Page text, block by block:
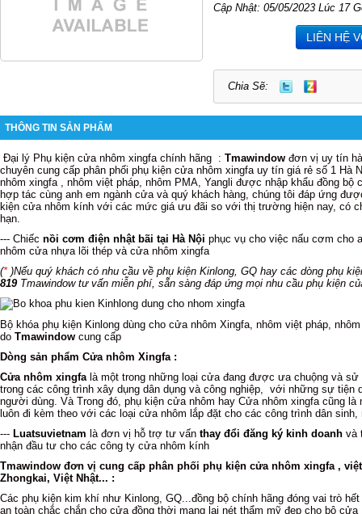
Cập Nhật: 05/05/2023 Lúc 17
LIÊN HỆ
Chia Sẽ:
THÔNG TIN SẢN PHẨM
Đại lý Phụ kiện cửa nhôm xingfa chính hãng : Tmawindow đơn vị uy tín
chuyên cung cấp phân phối phụ kiện cửa nhôm xingfa uy tín giá rẻ số 1 Hà
nhôm xingfa , nhôm việt pháp, nhôm PMA, Yangli được nhập khẩu đồng bộ
hợp tác cùng anh em ngành cửa và quý khách hàng, chúng tôi đáp ứng
kiện cửa nhôm kính với các mức giá ưu đãi so với thị trường hiện nay, có
hạn.
--- Chiếc nồi cơm điện nhật bãi tại Hà Nội phục vụ cho việc nấu cơm cho
nhôm cửa nhựa lõi thép và cửa nhôm xingfa
(*)Nếu quý khách có nhu cầu về phụ kiện Kinlong, GQ hay các dòng phụ
819Tmawindow tư vấn miễn phí, sẵn sàng đáp ứng mọi nhu cầu phụ kiện
Bộ khóa phụ kiện Kinlong dùng cho cửa nhôm Xingfa, nhôm việt pháp,
do Tmawindow cung cấp
Dòng sản phẩm Cửa nhôm Xingfa :
Cửa nhôm xingfa là một trong những loại cửa đang được ưa chuộng và sử
trong các công trình xây dụng dân dụng và công nghiệp, với những sự tiện
người dùng. Và Trong đó, phụ kiện cửa nhôm hay Cửa nhôm xingfa cũng là
luôn đi kèm theo với các loại cửa nhôm lắp đặt cho các công trình dân
--- Luatsuvietnam là đơn vị hỗ trợ tư vấn thay đổi đăng ký kinh doanh và
nhận đầu tư cho các công ty cửa nhôm kính
Tmawindow đơn vị cung cấp phân phối phụ kiện cửa nhôm xingfa ,
Zhongkai, Việt Nhật... :
Các phụ kiện kim khí như Kinlong, GQ...đồng bộ chính hãng đóng vai trò
an toàn chắc chắn cho cửa đồng thời mang lại nét thẩm mỹ đẹp cho bộ